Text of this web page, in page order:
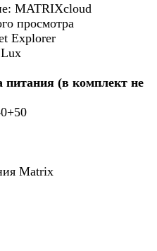
MATRIXcloud
просмотра
Explorer
питания (в комплект не
Matrix